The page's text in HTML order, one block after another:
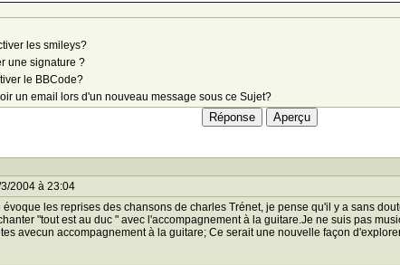
les smileys?
une signature ?
le BBCode?
un email lors d'un nouveau message sous ce Sujet?
2004 à 23:04
évoque les reprises des chansons de charles Trénet, je pense qu'il y a sans
"tout est au duc " avec l'accompagnement à la guitare.Je ne suis pas
avecun accompagnement à la guitare; Ce serait une nouvelle façon